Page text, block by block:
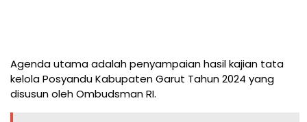
Agenda utama adalah penyampaian hasil kajian tata
kelola Posyandu Kabupaten Garut Tahun 2024 yang
disusun oleh Ombudsman RI.